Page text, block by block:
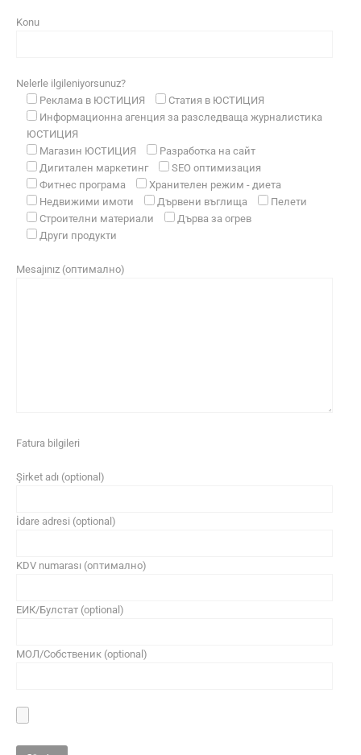
Konu
Nelerle ilgileniyorsunuz?
Реклама в ЮСТИЦИЯ
Статия в ЮСТИЦИЯ
Информационна агенция за разследваща журналистика
ЮСТИЦИЯ
Магазин ЮСТИЦИЯ
Разработка на сайт
Дигитален маркетинг
SEO оптимизация
Фитнес програма
Хранителен режим - диета
Недвижими имоти
Дървени въглища
Пелети
Строителни материали
Дърва за огрев
Други продукти
Mesajınız (оптимално)
Fatura bilgileri
Şirket adı (optional)
İdare adresi (optional)
KDV numarası (оптимално)
ЕИК/Булстат (optional)
МОЛ/Собственик (optional)